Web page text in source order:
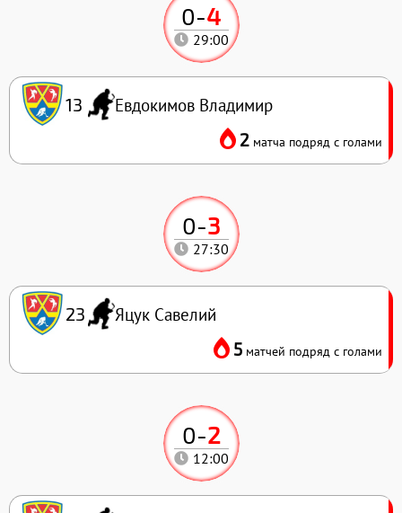
0-2
12:00
0-3
27:30
23 Яцук Савелий
5 матчей подряд с голами
0-4
29:00
13 Евдокимов Владимир
2 матча подряд с голами